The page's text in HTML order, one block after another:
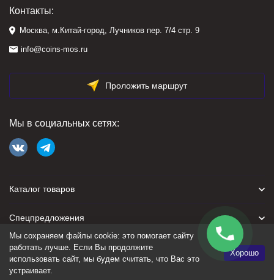
Контакты:
Москва, м.Китай-город, Лучников пер. 7/4 стр. 9
info@coins-mos.ru
Проложить маршрут
Мы в социальных сетях:
Каталог товаров
Спецпредложения
Для покупателя
Мы сохраняем файлы cookie: это помогает сайту
работать лучше. Если Вы продолжите
использовать сайт, мы будем считать, что Вас это
устраивает.
Хорошо